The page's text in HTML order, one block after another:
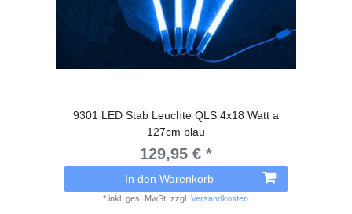
9301 LED Stab Leuchte QLS 4x18 Watt a
127cm blau
129,95 € *
In den Warenkorb
*inkl. ges. MwSt. zzgl.Versandkosten